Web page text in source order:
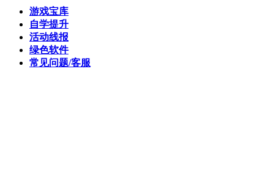
游戏宝库
自学提升
活动线报
绿色软件
常见问题/客服